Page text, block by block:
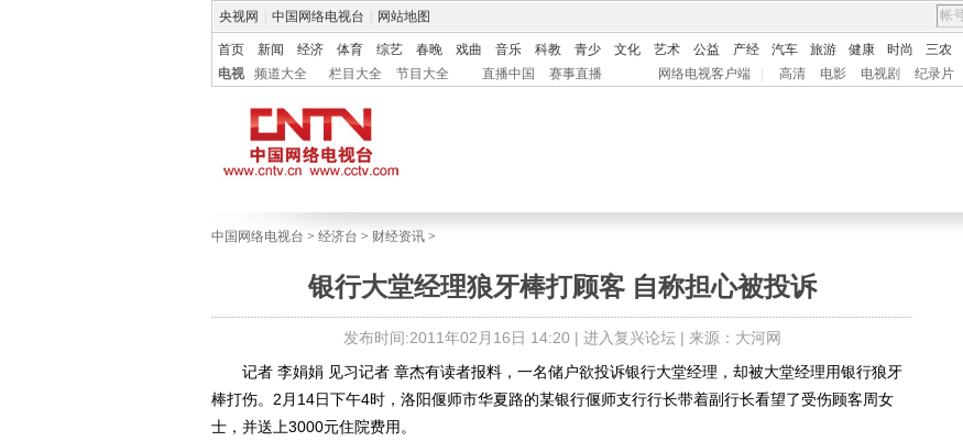
央视网 中国网络电视台 网站地图
首页 新闻 经济 体育 综艺 春晚 戏曲 音乐 科教 青少 文化 艺术 公益 产经 汽车 旅游 健康 时尚 三农
电视
频道大全 栏目大全 节目大全 直播中国 赛事直播 网络电视客户端 高清 电影 电视剧 纪录片
中国网络电视台 > 经济台 > 财经资讯 >
银行大堂经理狼牙棒打顾客 自称担心被投诉
发布时间:2011年02月16日 14:20 | 进入复兴论坛| 来源：大河网
记者 李娟娟 见习记者 章杰有读者报料，一名储户欲投诉银行大堂经理，却被大堂经理用银行狼牙
棒打伤。2月14日下午4时，洛阳偃师市华夏路的某银行偃师支行行长带着副行长看望了受伤顾客周女
士，并送上3000元住院费用。